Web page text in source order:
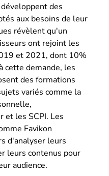
des
aux besoins de leur
révèlent qu'un
ont rejoint les
et 2021, dont 10%
cette demande, les
des formations
variés comme la
les SCPI. Les
Favikon
d'analyser leurs
leurs contenus pour
audience.